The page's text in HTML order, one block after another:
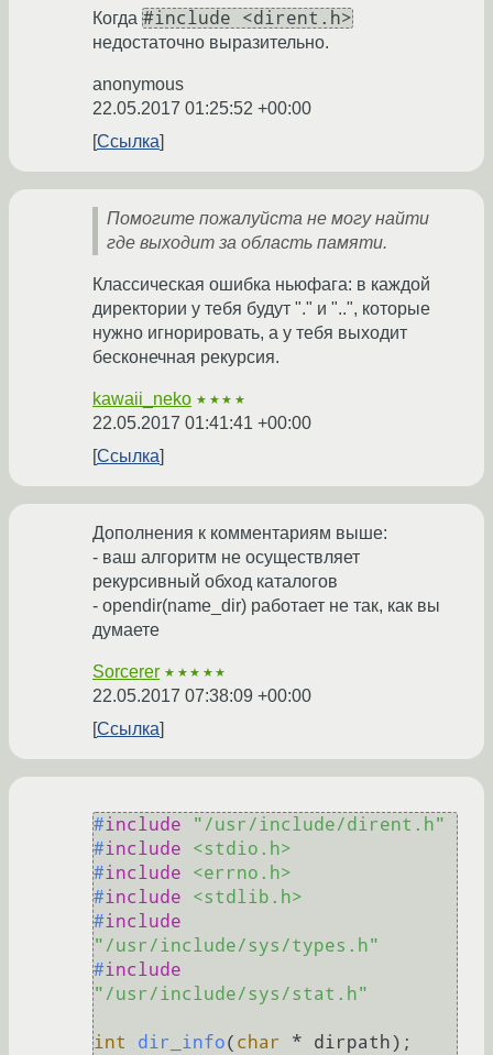
Когда #include <dirent.h>
недостаточно выразительно.
anonymous
22.05.2017 01:25:52 +00:00
Ссылка
Помогите пожалуйста не могу найти
где выходит за область памяти.
Классическая ошибка ньюфага: в каждой
директории у тебя будут "." и "..", которые
нужно игнорировать, а у тебя выходит
бесконечная рекурсия.
kawaii_neko ★★★★
22.05.2017 01:41:41 +00:00
Ссылка
Дополнения к комментариям выше:
- ваш алгоритм не осуществляет
рекурсивный обход каталогов
- opendir(name_dir) работает не так, как вы
думаете
Sorcerer ★★★★★
22.05.2017 07:38:09 +00:00
Ссылка
#include
"/usr/include/dirent.h"
#include
<stdio.h>
#include
<errno.h>
#include
<stdlib.h>
#include
"/usr/include/sys/types.h"
#include
"/usr/include/sys/stat.h"
int dir_info( char * dirpath) ;